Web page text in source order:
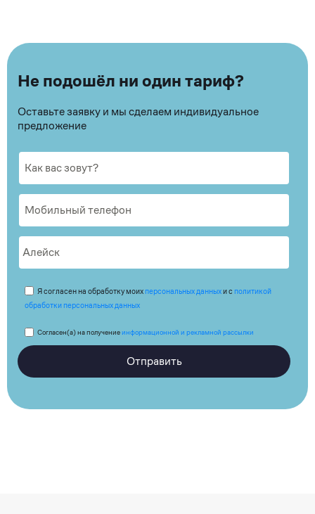
Не подошёл ни один тариф?
Оставьте заявку и мы сделаем индивидуальное
предложение
Я согласен на обработку моих персональных данныхи с политикой
обработки персональных данных
Согласен(а) на получениеинформационной и рекламной рассылки
Отправить